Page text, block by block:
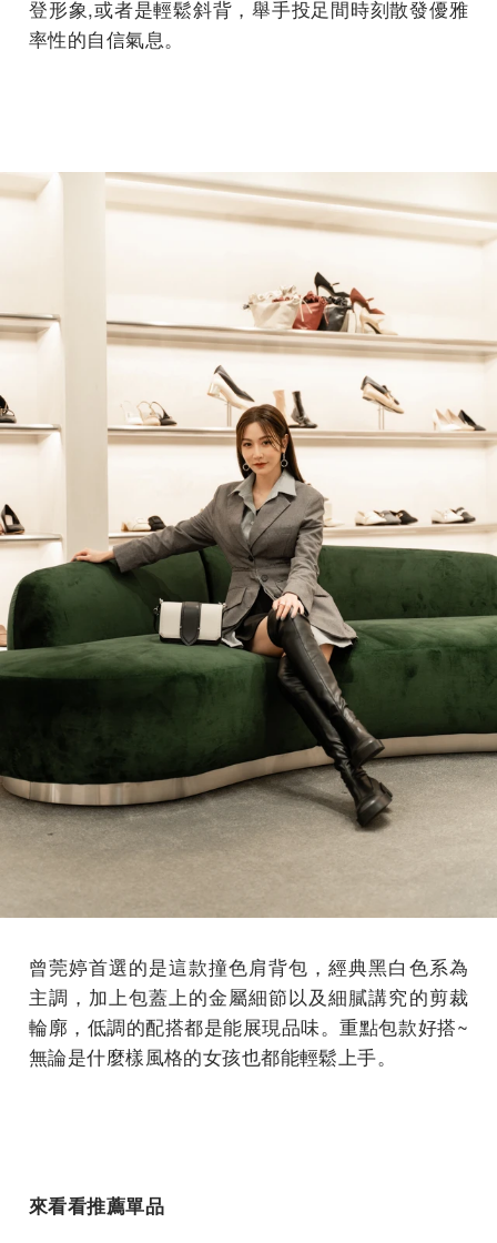
登形象,或者是輕鬆斜背，舉手投足間時刻散發優雅
率性的自信氣息。
曾莞婷首選的是這款撞色肩背包，經典黑白色系為
主調，加上包蓋上的金屬細節以及細膩講究的剪裁
輪廓，低調的配搭都是能展現品味。重點包款好搭~
無論是什麼樣風格的女孩也都能輕鬆上手。
來看看推薦單品